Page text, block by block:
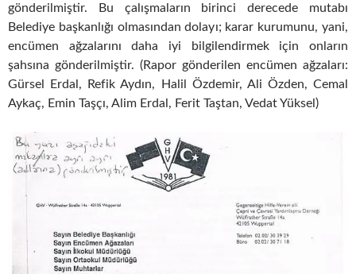
gönderilmiştir. Bu çalışmaların birinci derecede mutabı
Belediye başkanlığı olmasından dolayı; karar kurumunu, yani,
encümen ağzalarını daha iyi bilgilendirmek için onların
şahsına gönderilmiştir. (Rapor gönderilen encümen ağzaları:
Gürsel Erdal, Refik Aydın, Halil Özdemir, Ali Özden, Cemal
Aykaç, Emin Taşçı, Alim Erdal, Ferit Taştan, Vedat Yüksel)